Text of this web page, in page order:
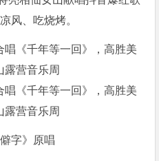
风、吃烧烤。
字》原唱